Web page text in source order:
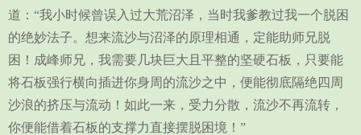
道：“我小时候曾误入过大荒沼泽，当时我爹教过我一个脱困
的绝妙法子。想来流沙与沼泽的原理相通，定能助师兄脱
困！成峰师兄，我需要几块巨大且平整的坚硬石板，只要能
将石板强行横向插进你身周的流沙之中，便能彻底隔绝四周
沙浪的挤压与流动！如此一来，受力分散，流沙不再流转，
你便能借着石板的支撑力直接摆脱困境！”